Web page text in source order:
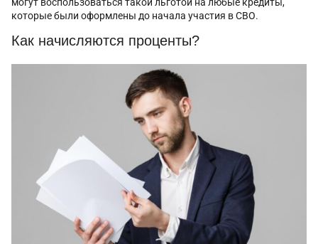
которые были оформлены до начала участия в СВО.
Как начисляются проценты?